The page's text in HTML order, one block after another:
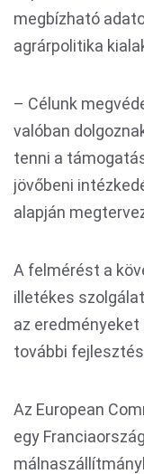
megbízható
agrárpolitika
– Célunk
valóban
tenni a
jövőbeni
alapján
A felmérést a
illetékes
az
további
Az European
egy